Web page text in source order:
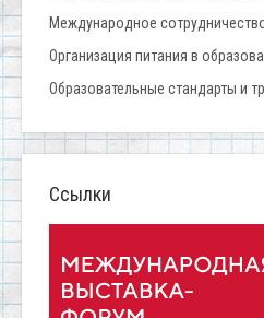
Международное
Организация питания в
Образовательные стандарты и
Ссылки